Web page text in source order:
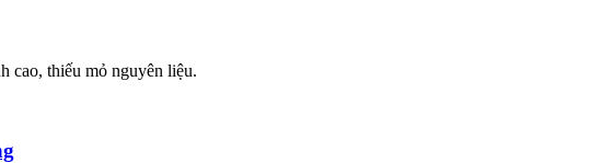
cao, thiếu mỏ nguyên liệu.